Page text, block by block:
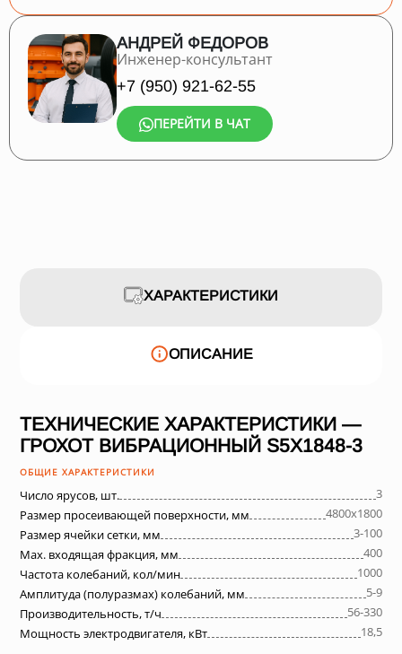
АНДРЕЙ ФЕДОРОВ
Инженер-консультант
+7 (950) 921-62-55
ПЕРЕЙТИ В ЧАТ
ХАРАКТЕРИСТИКИ
ОПИСАНИЕ
ТЕХНИЧЕСКИЕ ХАРАКТЕРИСТИКИ —
ГРОХОТ ВИБРАЦИОННЫЙ S5X1848-3
ОБЩИЕ ХАРАКТЕРИСТИКИ
Число ярусов, шт.
3
Размер просеивающей поверхности, мм
4800х1800
Размер ячейки сетки, мм
3-100
Max. входящая фракция, мм
400
Частота колебаний, кол/мин
1000
Амплитуда (полуразмах) колебаний, мм
5-9
Производительность, т/ч
56-330
Мощность электродвигателя, кВт
18,5